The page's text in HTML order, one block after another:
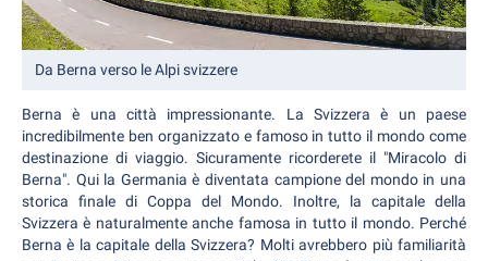
Da Berna verso le Alpi svizzere
Berna è una città impressionante. La Svizzera è un paese
incredibilmente ben organizzato e famoso in tutto il mondo come
destinazione di viaggio. Sicuramente ricorderete il "Miracolo di
Berna". Qui la Germania è diventata campione del mondo in una
storica finale di Coppa del Mondo. Inoltre, la capitale della
Svizzera è naturalmente anche famosa in tutto il mondo. Perché
Berna è la capitale della Svizzera? Molti avrebbero più familiarità